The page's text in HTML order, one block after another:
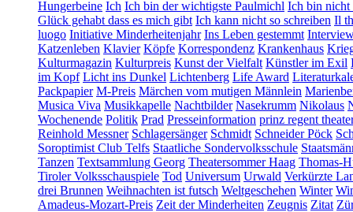
Hungerbeine Ich Ich bin der wichtigste Paulmichl Ich bin nicht
Glück gehabt dass es mich gibt Ich kann nicht so schreiben Il
luogo Initiative Minderheitenjahr Ins Leben gestemmt
Katzenleben Klavier Köpfe Korrespondenz Krankenhaus
Kulturmagazin Kulturpreis Kunst der Vielfalt Künstler im Exil
im Kopf Licht ins Dunkel Lichtenberg Life Award
Packpapier M-Preis Märchen vom mutigen Männlein
Musica Viva Musikkapelle Nachtbilder Nasekrumm Nikolaus
Wochenende Politik Prad Presseinformation prinz regent
Reinhold Messner Schlagersänger Schmidt Schneider Pöck
Soroptimist Club Telfs Staatliche Sondervolksschule
Tanzen Textsammlung Georg Theatersommer Haag Thomas-
Tiroler Volksschauspiele Tod Universum Urwald Verkürzte
drei Brunnen Weihnachten ist futsch Weltgeschehen Winter
Amadeus-Mozart-Preis Zeit der Minderheiten Zeugnis Zitat